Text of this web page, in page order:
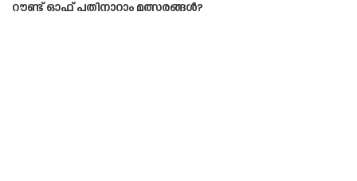
റൗണ്ട് ഓഫ് പതിനാറാം മത്സരങ്ങൾ?